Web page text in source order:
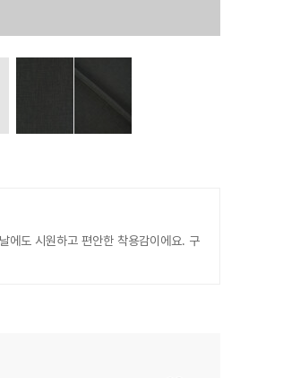
에도 시원하고 편안한 착용감이에요. 구